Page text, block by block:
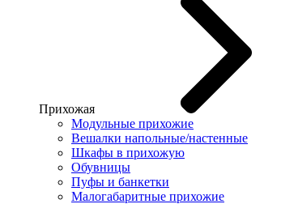
Прихожая
Модульные прихожие
Вешалки напольные/настенные
Шкафы в прихожую
Обувницы
Пуфы и банкетки
Малогабаритные прихожие